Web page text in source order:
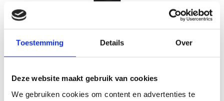
Toestemming Details Over
Deze website maakt gebruik van cookies
We gebruiken cookies om content en advertenties te